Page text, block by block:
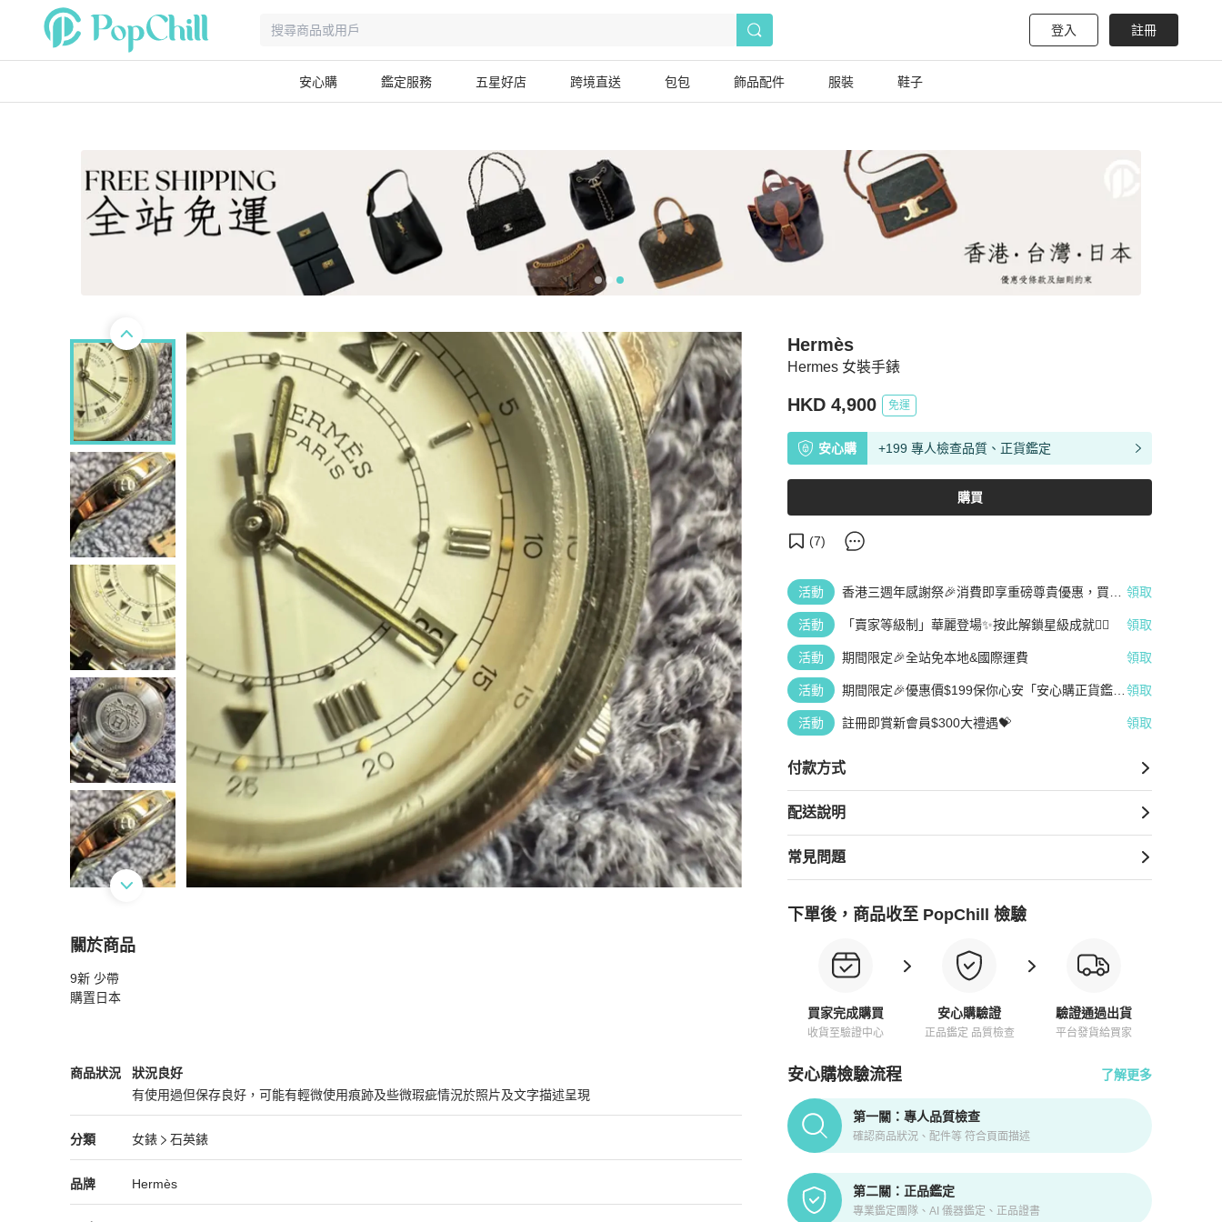
登入 註冊
安心購 鑑定服務 五星好店 跨境直送 包包 飾品配件 服裝 鞋子
Hermes 女裝手錶
Hermès
HKD 4,900 免運
安心購 +199 專人檢查品質、正貨鑑定
購買
(7)
活動
香港三週年感謝祭🎉消費即享重磅尊貴優惠，買越
領取
活動 「賣家等級制」華麗登場✨按此解鎖星級成就👆🏻 領取
活動 期間限定🎉全站免本地&國際運費 領取
活動
期間限定🎉優惠價$199保你心安「安心購正貨鑑
領取
活動 註冊即賞新會員$300大禮遇💝 領取
付款方式
配送說明
常見問題
下單後，商品收至 PopChill 檢驗
買家完成購買
收貨至驗證中心
安心購驗證
正品鑑定 品質檢查
驗證通過出貨
平台發貨給買家
安心購檢驗流程 了解更多
PopChill拍拍圈正品驗證、安心購檢驗流程介紹
第一關：專人品質檢查
確認商品狀況、配件等 符合頁面描述
第二關：正品鑑定
專業鑑定團隊、AI 儀器鑑定、正品證書
關於商品
關於Hermes 女裝手錶
9新 少帶
購置日本
商品狀況
Hermès女錶商品狀態與細節
狀況良好
有使用過但保存良好，可能有輕微使用痕跡及些微瑕疵情況於照片及文字描述呈現
狀況良好
分類
Hermès 女錶分類資訊
女錶
石英錶
女錶/石英錶推薦
品牌
Hermès 精品女錶品牌介紹
Hermès
Hermès 推薦清單